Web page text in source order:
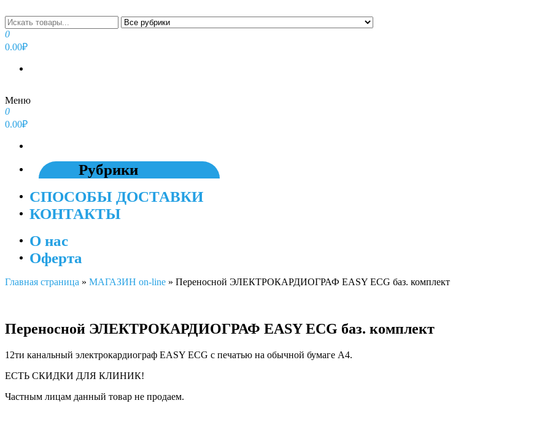
к
содержимому
0
0.00₽
Меню
0
0.00₽
Рубрики
СПОСОБЫ ДОСТАВКИ
КОНТАКТЫ
О нас
Оферта
Главная страница » МАГАЗИН on-line » Переносной ЭЛЕКТРОКАРДИОГРАФ EASY ECG баз. комплект
Переносной ЭЛЕКТРОКАРДИОГРАФ EASY ECG баз. комплект
12ти канальный электрокардиограф EASY ECG с печатью на обычной бумаге А4.
ЕСТЬ СКИДКИ ДЛЯ КЛИНИК!
Частным лицам данный товар не продаем.